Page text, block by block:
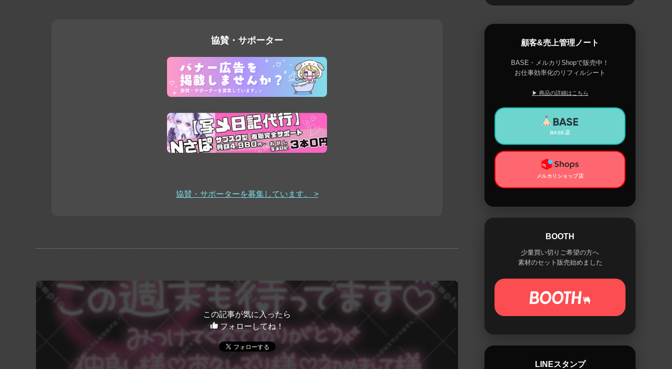
協賛・サポーター
協賛・サポーターを募集しています。 >
この記事が気に入ったら
フォローしてね！
顧客&売上管理ノート
BASE・メルカリShopで販売中！
お仕事効率化のリフィルシート
▶ 商品の詳細はこちら
BASE店
メルカリショップ店
BOOTH
少量買い切りご希望の方へ
素材のセット販売始めました
LINEスタンプ